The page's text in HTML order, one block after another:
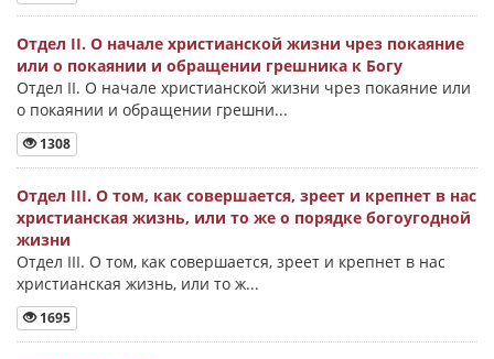
Отдел II. О начале христианской жизни чрез покаяние
или о покаянии и обращении грешника к Богу
Отдел II. О начале христианской жизни чрез покаяние или
о покаянии и обращении грешни...
1308
Отдел III. О том, как совершается, зреет и крепнет в нас
христианская жизнь, или то же о порядке богоугодной
жизни
Отдел III. О том, как совершается, зреет и крепнет в нас
христианская жизнь, или то ж...
1695